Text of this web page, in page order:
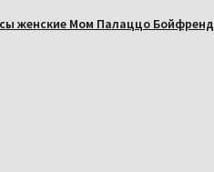
женские Мом Палаццо Бойфренд